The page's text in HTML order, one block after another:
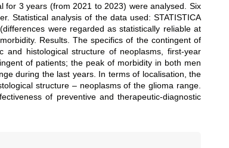
for 3 years (from 2021 to 2023) were analysed. Six
Statistical analysis of the data used: STATISTICA
were regarded as statistically reliable at
Results. The specifics of the contingent of
histological structure of neoplasms, first-year
of patients; the peak of morbidity in both men
during the last years. In terms of localisation, the
structure – neoplasms of the glioma range.
of preventive and therapeutic-diagnostic